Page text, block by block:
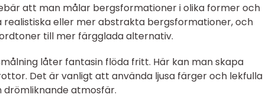
att man målar bergsformationer i olika former och
eller mer abstrakta bergsformationer, och
till mer färgglada alternativ.
låter fantasin flöda fritt. Här kan man skapa
Det är vanligt att använda ljusa färger och lekfulla
atmosfär.